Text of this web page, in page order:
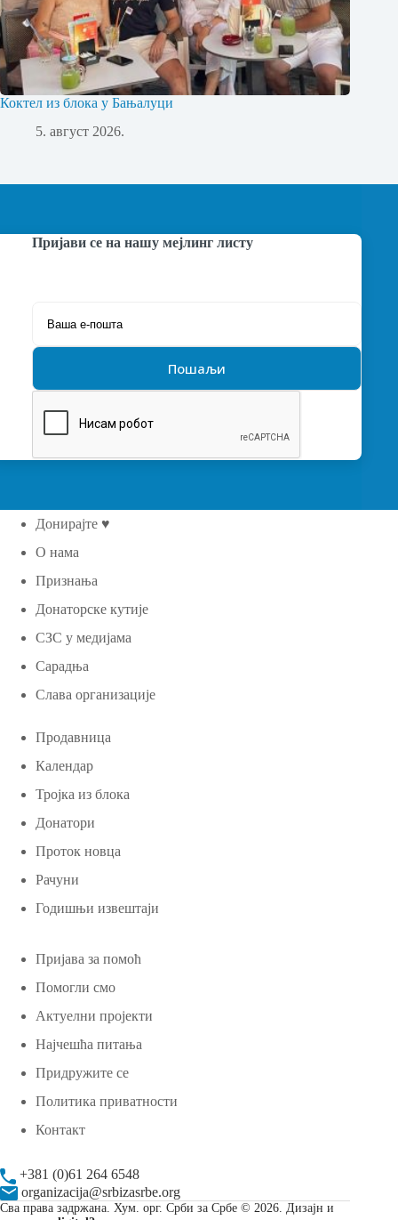
Коктел из блока у Бањалуци
5. август 2026.
Пријави се на нашу мејлинг листу
Донирајте ♥
О нама
Признања
Донаторске кутије
СЗС у медијама
Сарадња
Слава организације
Продавница
Календар
Тројка из блока
Донатори
Проток новца
Рачуни
Годишњи извештаји
Пријава за помоћ
Помогли смо
Актуелни пројекти
Најчешћа питања
Придружите се
Политика приватности
Контакт
+381 (0)61 264 6548
organizacija@srbizasrbe.org
Сва права задржана. Хум. орг. Срби за Србе © 2026. Дизајн и